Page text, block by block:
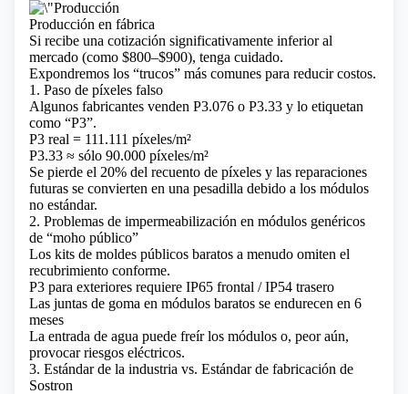
Producción en fábrica
Si recibe una cotización significativamente inferior al
mercado (como $800–$900), tenga cuidado.
Expondremos los “trucos” más comunes para reducir costos.
1. Paso de píxeles falso
Algunos fabricantes venden P3.076 o P3.33 y lo etiquetan
como “P3”.
P3 real = 111.111 píxeles/m²
P3.33 ≈ sólo 90.000 píxeles/m²
Se pierde el 20% del recuento de píxeles y las reparaciones
futuras se convierten en una pesadilla debido a los módulos
no estándar.
2. Problemas de impermeabilización en módulos genéricos
de “moho público”
Los kits de moldes públicos baratos a menudo omiten el
recubrimiento conforme.
P3 para exteriores requiere IP65 frontal / IP54 trasero
Las juntas de goma en módulos baratos se endurecen en 6
meses
La entrada de agua puede freír los módulos o, peor aún,
provocar riesgos eléctricos.
3. Estándar de la industria vs. Estándar de fabricación de
Sostron